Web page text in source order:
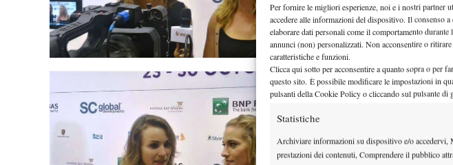
Per fornire le migliori esperienze, noi e i nostri partner
accedere alle informazioni del dispositivo. Il consenso
elaborare dati personali come il comportamento
annunci (non) personalizzati. Non acconsentire o
caratteristiche e funzioni.
Clicca qui sotto per acconsentire a quanto sopra o per
questo sito. È possibile modificare le impostazioni in
pulsanti della Cookie Policy o cliccando sul pulsante di
Statistiche
Archiviare informazioni su dispositivo e/o accedervi,
prestazioni dei contenuti, Comprendere il pubblico
26 Ottobre 2016
ByGiulio Gasparin
Wta Finals,
Alla cerimonia del tabellone